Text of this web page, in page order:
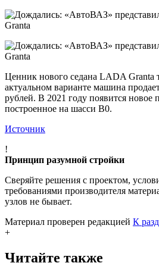
Ценник нового седана LADA Granta
актуальном варианте машина
рублей. В 2021 году появится новое
построенное на шасси B0.
Источник
!
Принцип разумной стройки
Сверяйте решения с проектом,
требованиями производителя
узлов не бывает.
Материал проверен редакцией К
+
Читайте также